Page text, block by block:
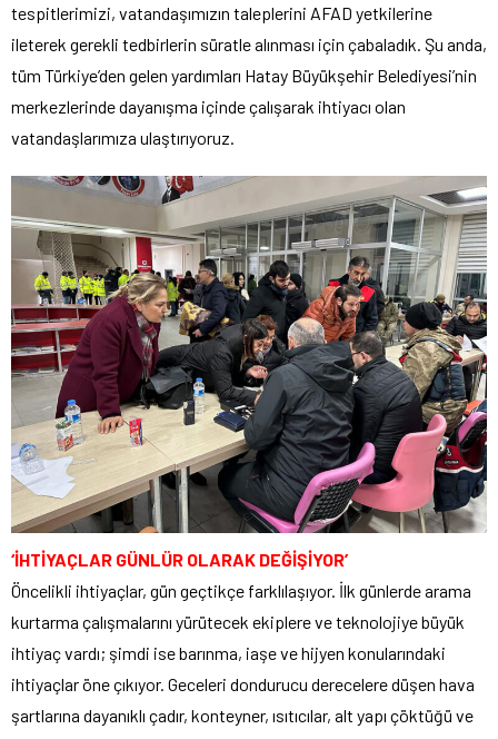
tespitlerimizi, vatandaşımızın taleplerini AFAD yetkilerine
ileterek gerekli tedbirlerin süratle alınması için çabaladık. Şu anda,
tüm Türkiye’den gelen yardımları Hatay Büyükşehir Belediyesi’nin
merkezlerinde dayanışma içinde çalışarak ihtiyacı olan
vatandaşlarımıza ulaştırıyoruz.
‘İHTİYAÇLAR GÜNLÜR OLARAK DEĞİŞİYOR’
Öncelikli ihtiyaçlar, gün geçtikçe farklılaşıyor. İlk günlerde arama
kurtarma çalışmalarını yürütecek ekiplere ve teknolojiye büyük
ihtiyaç vardı; şimdi ise barınma, iaşe ve hijyen konularındaki
ihtiyaçlar öne çıkıyor. Geceleri dondurucu derecelere düşen hava
şartlarına dayanıklı çadır, konteyner, ısıtıcılar, alt yapı çöktüğü ve